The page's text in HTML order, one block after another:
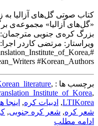
کتاب صوتی گل‌های آزالیا
«گل‌های آزالیا» مجموعه‌ی
بزرگ کره‌ی جنوبی مترجمان:
ویراستار: مرتضی کاردر
#Korean_Authors”
برچسب ها : ,
,
LTIKorea
, ادبیات کره, اینجا
شعر کره, شعر کره جنوبی,
ادامه مطلب